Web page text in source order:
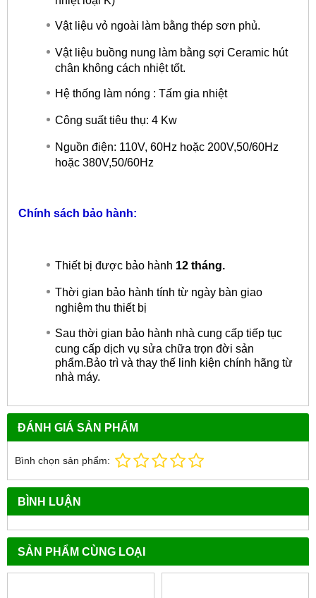
Vật liệu vỏ ngoài làm bằng thép sơn phủ.
Vật liệu buồng nung làm bằng sợi Ceramic hút
chân không cách nhiệt tốt.
Hệ thống làm nóng : Tấm gia nhiệt
Công suất tiêu thụ: 4 Kw
Nguồn điện: 110V, 60Hz hoặc 200V,50/60Hz
hoặc 380V,50/60Hz
Chính sách bảo hành:
Thiết bị được bảo hành 12 tháng.
Thời gian bảo hành tính từ ngày bàn giao
nghiệm thu thiết bị
Sau thời gian bảo hành nhà cung cấp tiếp tục
cung cấp dịch vụ sửa chữa trọn đời sản
phẩm.Bảo trì và thay thế linh kiện chính hãng từ
nhà máy.
ĐÁNH GIÁ SẢN PHẨM
Bình chọn sản phẩm:
BÌNH LUẬN
SẢN PHẨM CÙNG LOẠI